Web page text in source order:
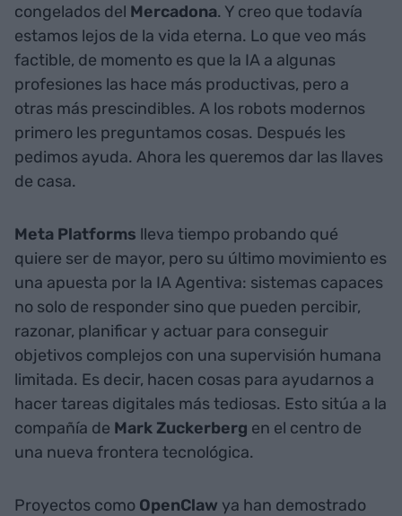
congelados del Mercadona. Y creo que todavía
estamos lejos de la vida eterna. Lo que veo más
factible, de momento es que la IA a algunas
profesiones las hace más productivas, pero a
otras más prescindibles. A los robots modernos
primero les preguntamos cosas. Después les
pedimos ayuda. Ahora les queremos dar las llaves
de casa.
Meta Platforms lleva tiempo probando qué
quiere ser de mayor, pero su último movimiento es
una apuesta por la IA Agentiva: sistemas capaces
no solo de responder sino que pueden percibir,
razonar, planificar y actuar para conseguir
objetivos complejos con una supervisión humana
limitada. Es decir, hacen cosas para ayudarnos a
hacer tareas digitales más tediosas. Esto sitúa a la
compañía de Mark Zuckerberg en el centro de
una nueva frontera tecnológica.
Proyectos como OpenClaw ya han demostrado